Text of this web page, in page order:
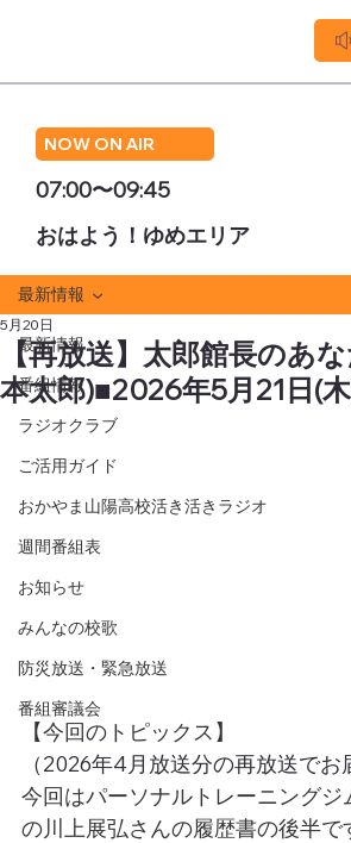
NOW ON AIR
07:00〜09:45
おはよう！ゆめエリア
最新情報
番組情報
ラジオクラブ
ご活用ガイド
おかやま山陽高校活き活きラジオ
週間番組表
お知らせ
みんなの校歌
防災放送・緊急放送
番組審議会
最新情報
【再放送】太郎館長のあ
本太郎)■2026年5月21日(
5月20日
【今回のトピックス】
（2026年4月放送分の再放送でお
今回はパーソナルトレーニングジ
の川上展弘さんの履歴書の後半で